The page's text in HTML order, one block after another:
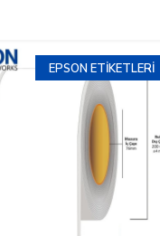
EPSON ETIKETLERI